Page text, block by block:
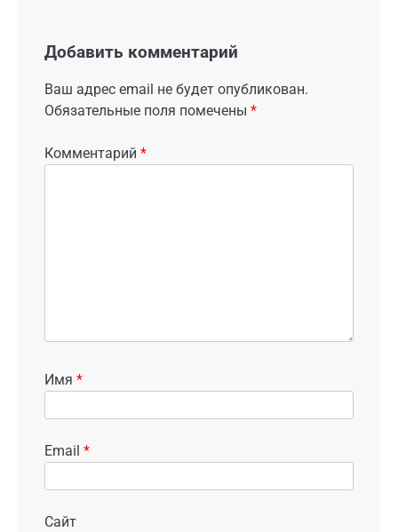
Добавить комментарий
Ваш адрес email не будет опубликован.
Обязательные поля помечены *
Комментарий *
Имя *
Email *
Сайт